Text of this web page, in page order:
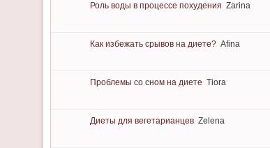
Роль воды в процессе похудения Zarina
Как избежать срывов на диете? Afina
Проблемы со сном на диете Tiora
Диеты для вегетарианцев Zelena